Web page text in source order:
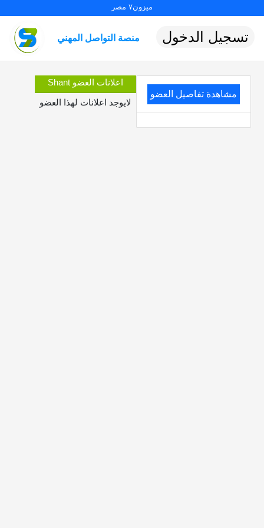
ميزون٧ مصر
منصة التواصل المهني تسجيل الدخول
مشاهدة تفاصيل العضو
اعلانات العضو Shant
لايوجد اعلانات لهذا العضو